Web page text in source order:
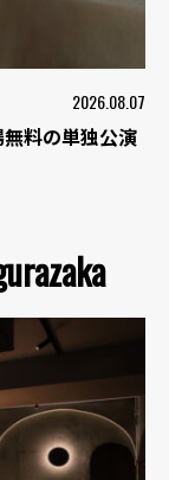
2026.08.07
料の単独公演